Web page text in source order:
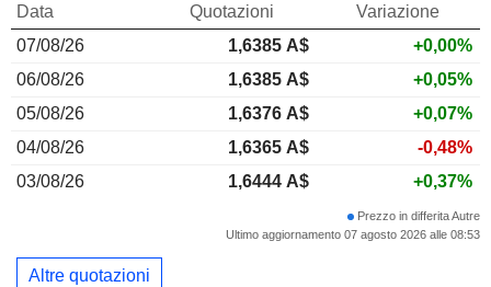
Data Quotazioni
Variazione
07/08/26
1,6385 A$
+0,00%
06/08/26
1,6385 A$
+0,05%
05/08/26
1,6376 A$
+0,07%
04/08/26
1,6365 A$
-0,48%
03/08/26
1,6444 A$ +0,37%
Prezzo in differita Autre
Ultimo aggiornamento 07 agosto 2026 alle 08:53
Altre quotazioni